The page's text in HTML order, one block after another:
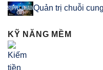
Quản trị chuỗi
KỸ NĂNG MỀM